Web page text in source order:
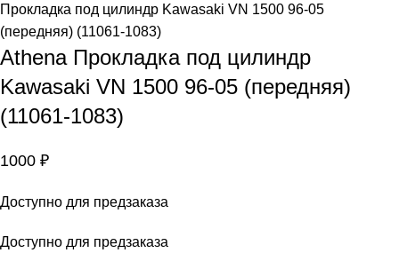
Прокладка под цилиндр Kawasaki VN 1500 96-05
(передняя) (11061-1083)
Athena Прокладка под цилиндр
Kawasaki VN 1500 96-05 (передняя)
(11061-1083)
1000 ₽
Доступно для предзаказа
Доступно для предзаказа